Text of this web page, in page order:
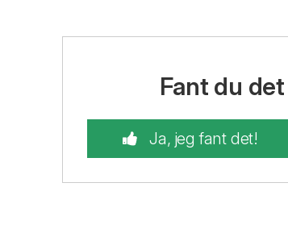
Fant du
Ja, jeg fant det!